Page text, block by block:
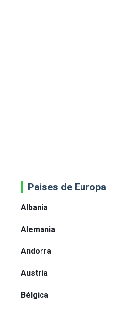
Paises de Europa
Albania
Alemania
Andorra
Austria
Bélgica